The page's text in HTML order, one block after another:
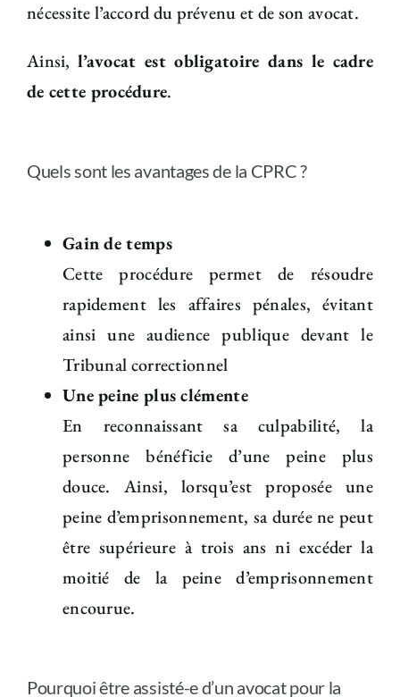
nécessite l’accord du prévenu et de son avocat.
Ainsi,l’avocat est obligatoire dans le cadre
de cette procédure.
Quels sont les avantages de la CPRC ?
Gain de temps
Cette procédure permet de résoudre
rapidement les affaires pénales, évitant
ainsi une audience publique devant le
Tribunal correctionnel
Une peine plus clémente
En reconnaissant sa culpabilité, la
personne bénéficie d’une peine plus
douce. Ainsi, lorsqu’est proposée une
peine d’emprisonnement, sa durée ne peut
être supérieure à trois ans ni excéder la
moitié de la peine d’emprisonnement
encourue.
Pourquoi être assisté-e d’un avocat pour la